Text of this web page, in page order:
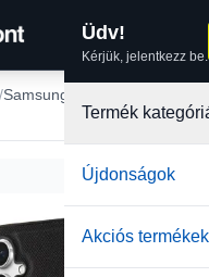
Üdv!
Kérjük, jelentkezz be.
Termék
Újdonságok
Akciós termékek
Samsung tokok